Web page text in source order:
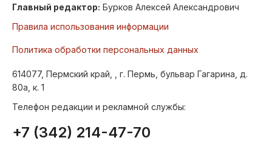
Главный редактор: Бурков Алексей Александрович
Правила использования информации
Политика обработки персональных данных
614077, Пермский край, , г. Пермь, бульвар Гагарина, д.
80а, к. 1
Телефон редакции и рекламной службы:
+7 (342) 214-47-70